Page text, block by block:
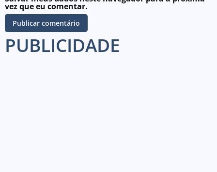
vez que eu comentar.
PUBLICIDADE